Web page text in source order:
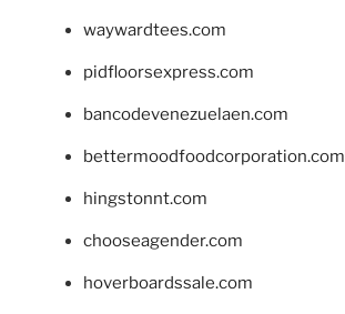
waywardtees.com
pidfloorsexpress.com
bancodevenezuelaen.com
bettermoodfoodcorporation.com
hingstonnt.com
chooseagender.com
hoverboardssale.com